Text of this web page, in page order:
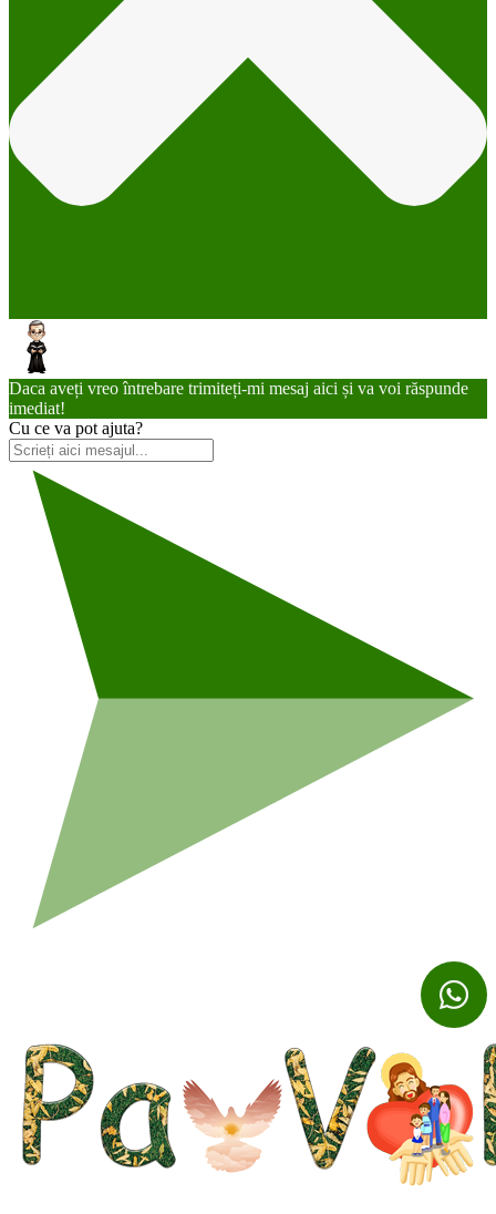
Daca aveți vreo întrebare trimiteți-mi mesaj aici și va voi răspunde
imediat!
Cu ce va pot ajuta?